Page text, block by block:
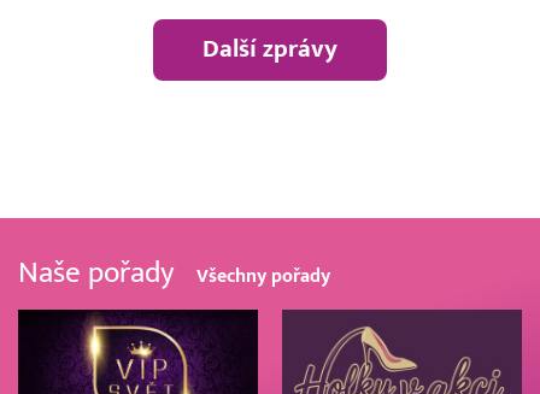
Další zprávy
Naše pořady Všechny pořady